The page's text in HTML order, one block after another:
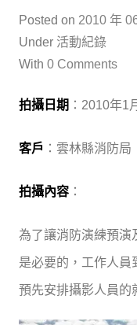
Posted on 2010 年
Under 活動紀錄
With 0 Comments
拍攝日期 ：2010年1
客戶 ：雲林縣消防局
拍攝內容 ：
為了讓消防演練預演
是必要的，工作人員
預先安排攝影人員的